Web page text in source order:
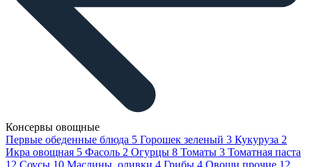
Консервы овощные
Первые обеденные блюда 5 Горошек зеленый 3 Кукуруза 2
Икра овощная 5 Фасоль 2 Огурцы 8 Томаты 3 Томатная паста
12 Соусы 10 Маслины, оливки 4 Грибы 4 Овощи прочие 12